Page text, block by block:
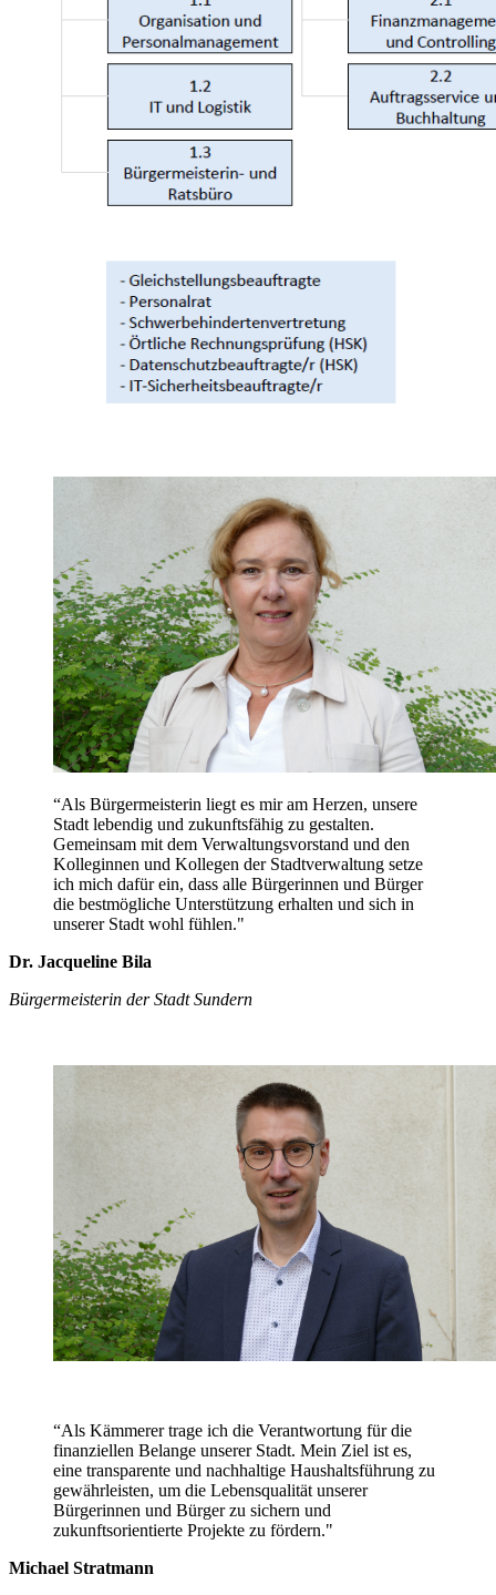
“Als Bürgermeisterin liegt es mir am Herzen, unsere
Stadt lebendig und zukunftsfähig zu gestalten.
Gemeinsam mit dem Verwaltungsvorstand und den
Kolleginnen und Kollegen der Stadtverwaltung setze
ich mich dafür ein, dass alle Bürgerinnen und Bürger
die bestmögliche Unterstützung erhalten und sich in
unserer Stadt wohl fühlen."
Dr. Jacqueline Bila
Bürgermeisterin der Stadt Sundern
“Als Kämmerer trage ich die Verantwortung für die
finanziellen Belange unserer Stadt. Mein Ziel ist es,
eine transparente und nachhaltige Haushaltsführung zu
gewährleisten, um die Lebensqualität unserer
Bürgerinnen und Bürger zu sichern und
zukunftsorientierte Projekte zu fördern."
Michael Stratmann